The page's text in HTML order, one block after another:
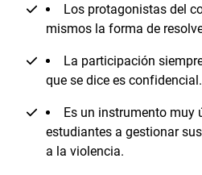
Los protagonistas del
mismos la forma de
La participación
que se dice es confidencial.
Es un instrumento muy
estudiantes a gestionar
a la violencia.